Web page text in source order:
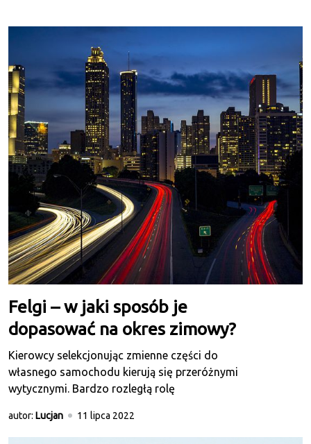
Felgi – w jaki sposób je
dopasować na okres zimowy?
Kierowcy selekcjonując zmienne części do
własnego samochodu kierują się przeróżnymi
wytycznymi. Bardzo rozległą rolę
autor: Lucjan 11 lipca 2022